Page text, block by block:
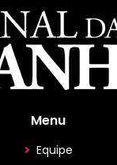
Menu
Equipe